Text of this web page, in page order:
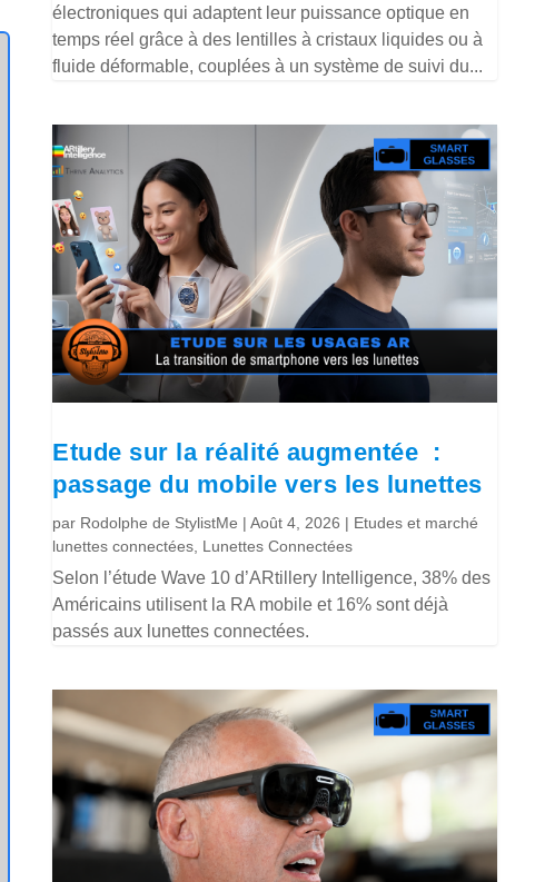
électroniques qui adaptent leur puissance optique en
temps réel grâce à des lentilles à cristaux liquides ou à
fluide déformable, couplées à un système de suivi du...
Etude sur la réalité augmentée :
passage du mobile vers les lunettes
par Rodolphe de StylistMe |Août 4, 2026 | Etudes et marché
lunettes connectées Lunettes Connectées
Selon l’étude Wave 10 d’ARtillery Intelligence, 38% des
Américains utilisent la RA mobile et 16% sont déjà
passés aux lunettes connectées.